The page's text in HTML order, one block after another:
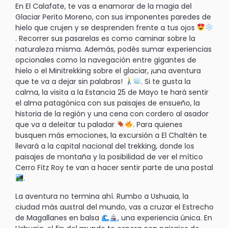
En El Calafate, te vas a enamorar de la magia del
Glaciar Perito Moreno, con sus imponentes paredes de
hielo que crujen y se desprenden frente a tus ojos
. Recorrer sus pasarelas es como caminar sobre la
naturaleza misma. Además, podés sumar experiencias
opcionales como la navegación entre gigantes de
hielo o el Minitrekking sobre el glaciar, ¡una aventura
que te va a dejar sin palabras!
. Si te gusta la
calma, la visita a la Estancia 25 de Mayo te hará sentir
el alma patagónica con sus paisajes de ensueño, la
historia de la región y una cena con cordero al asador
que va a deleitar tu paladar
. Para quienes
busquen más emociones, la excursión a El Chaltén te
llevará a la capital nacional del trekking, donde los
paisajes de montaña y la posibilidad de ver el mítico
Cerro Fitz Roy te van a hacer sentir parte de una postal
.
La aventura no termina ahí. Rumbo a Ushuaia, la
ciudad más austral del mundo, vas a cruzar el Estrecho
de Magallanes en balsa
, una experiencia única. En